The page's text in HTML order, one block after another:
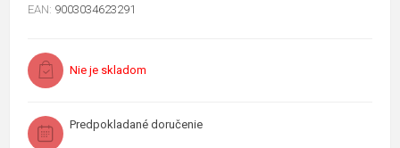
EAN: 9003034623291
Nie je skladom
Predpokladané doručenie